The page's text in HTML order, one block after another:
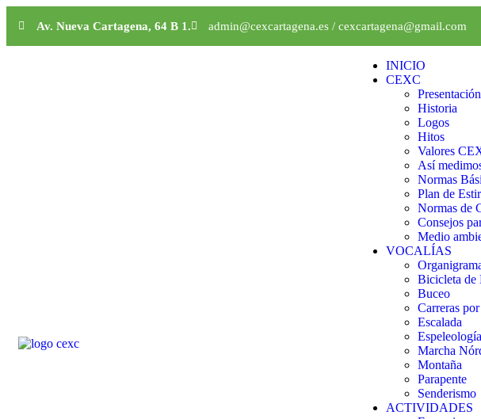
Av. Nueva Cartagena, 64 B 1. admin@cexcartagena.es / cexcartagena@gmail.com
INICIO
CEXC
Presentación
Historia
Logos
Hitos
Valores
Así
Normas
Plan de
Normas de
Consejos
Medio
VOCALÍAS
Bicicleta
Buceo
Carreras
Escalada
Espeleología
Marcha
Montaña
Parapente
Senderismo
ACTIVIDADES